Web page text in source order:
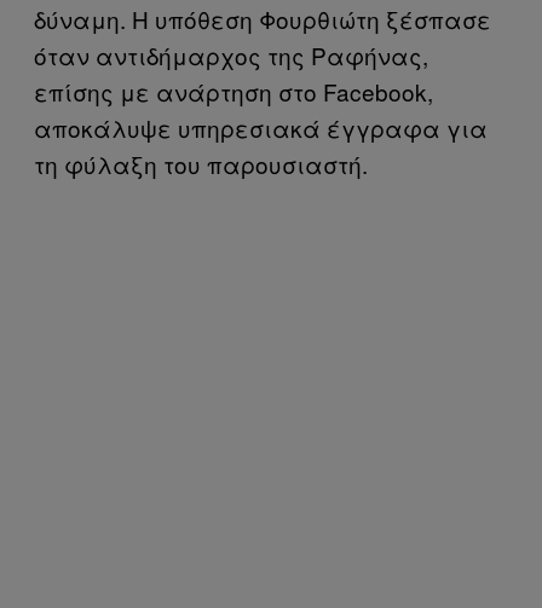
δύναμη. Η υπόθεση Φουρθιώτη ξέσπασε
όταν αντιδήμαρχος της Ραφήνας,
επίσης με ανάρτηση στο Facebook,
αποκάλυψε υπηρεσιακά έγγραφα για
τη φύλαξη του παρουσιαστή.